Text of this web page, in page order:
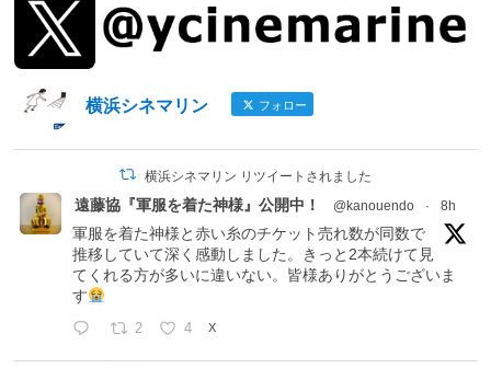
横浜シネマリン フォロー
横浜シネマリン リツイートされました
遠藤協『軍服を着た神様』公開中！ @kanouendo · 8h
軍服を着た神様と赤い糸のチケット売れ数が同数で
推移していて深く感動しました。きっと2本続けて見
てくれる方が多いに違いない。皆様ありがとうございま
す
2 4 X